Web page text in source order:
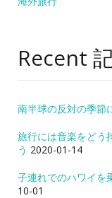
Recent
南半球の反対の季節
旅行には音楽をどう
う 2020-01-14
子連れでのハワイを
10-01